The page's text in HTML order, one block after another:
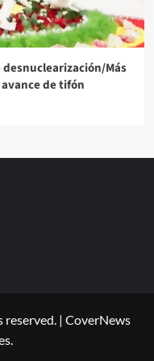
Más
de tifón
reserved. | CoverNews